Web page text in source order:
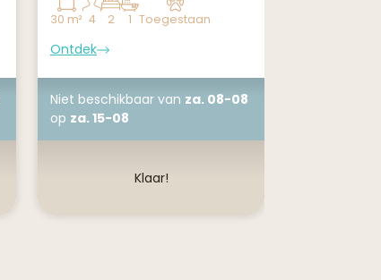
30 m² 4 2 1 Toegestaan
Ontdek
Niet beschikbaar van za. 08-08
op za. 15-08
Klaar!